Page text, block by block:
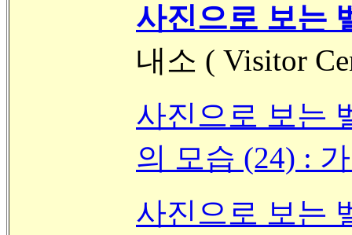
사진으로 보는
내소 ( Visitor
사진으로 보는
의 모습 (24) :
사진으로 보는